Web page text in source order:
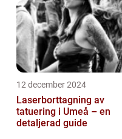
12 december 2024
Laserborttagning av
tatuering i Umeå – en
detaljerad guide